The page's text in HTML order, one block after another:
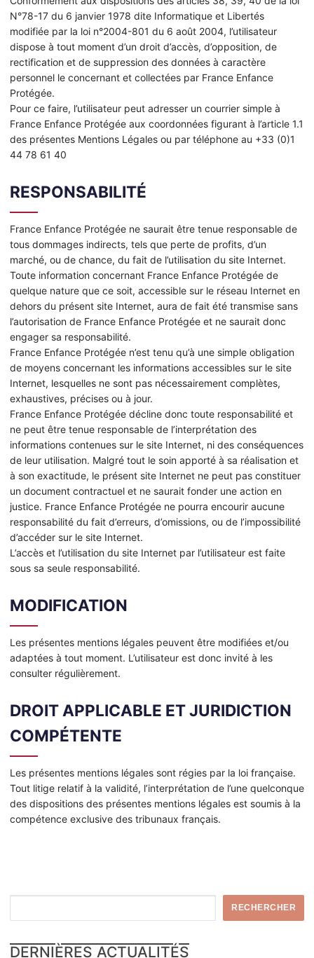
N°78-17 du 6 janvier 1978 dite Informatique et Libertés
modifiée par la loi n°2004-801 du 6 août 2004, l’utilisateur
dispose à tout moment d’un droit d’accès, d’opposition, de
rectification et de suppression des données à caractère
personnel le concernant et collectées par France Enfance
Protégée.
Pour ce faire, l’utilisateur peut adresser un courrier simple à
France Enfance Protégée aux coordonnées figurant à l’article 1.1
des présentes Mentions Légales ou par téléphone au +33 (0)1
44 78 61 40
RESPONSABILITÉ
France Enfance Protégée ne saurait être tenue responsable de
tous dommages indirects, tels que perte de profits, d’un
marché, ou de chance, du fait de l’utilisation du site Internet.
Toute information concernant France Enfance Protégée de
quelque nature que ce soit, accessible sur le réseau Internet en
dehors du présent site Internet, aura de fait été transmise sans
l’autorisation de France Enfance Protégée et ne saurait donc
engager sa responsabilité.
France Enfance Protégée n’est tenu qu’à une simple obligation
de moyens concernant les informations accessibles sur le site
Internet, lesquelles ne sont pas nécessairement complètes,
exhaustives, précises ou à jour.
France Enfance Protégée décline donc toute responsabilité et
ne peut être tenue responsable de l’interprétation des
informations contenues sur le site Internet, ni des conséquences
de leur utilisation. Malgré tout le soin apporté à sa réalisation et
à son exactitude, le présent site Internet ne peut pas constituer
un document contractuel et ne saurait fonder une action en
justice. France Enfance Protégée ne pourra encourir aucune
responsabilité du fait d’erreurs, d’omissions, ou de l’impossibilité
d’accéder sur le site Internet.
L’accès et l’utilisation du site Internet par l’utilisateur est faite
sous sa seule responsabilité.
MODIFICATION
Les présentes mentions légales peuvent être modifiées et/ou
adaptées à tout moment. L’utilisateur est donc invité à les
consulter régulièrement.
DROIT APPLICABLE ET JURIDICTION
COMPÉTENTE
Les présentes mentions légales sont régies par la loi française.
Tout litige relatif à la validité, l’interprétation de l’une quelconque
des dispositions des présentes mentions légales est soumis à la
compétence exclusive des tribunaux français.
RECHERCHER
DERNIÈRES ACTUALITÉS